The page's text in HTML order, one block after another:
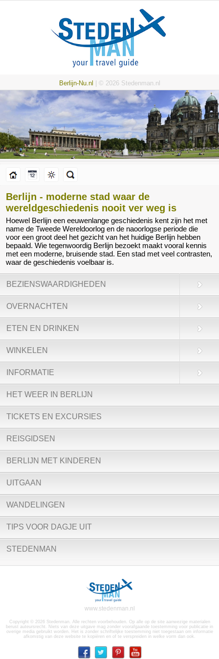
Berlijn-Nu.nl | © 2026 Stedenman.nl
Berlijn - moderne stad waar de
wereldgeschiedenis nooit ver weg is
Hoewel Berlijn een eeuwenlange geschiedenis kent zijn het met
name de Tweede Wereldoorlog en de naoorlogse periode die
voor een groot deel het gezicht van het huidige Berlijn hebben
bepaald. Wie tegenwoordig Berlijn bezoekt maakt vooral kennis
met een moderne, bruisende stad. Een stad met veel contrasten,
waar de geschiedenis voelbaar is.
BEZIENSWAARDIGHEDEN
OVERNACHTEN
ETEN EN DRINKEN
WINKELEN
INFORMATIE
HET WEER IN BERLIJN
TICKETS EN EXCURSIES
REISGIDSEN
BERLIJN MET KINDEREN
UITGAAN
WANDELINGEN
TIPS VOOR DAGJE UIT
STEDENMAN
www.stedenman.nl
Copyright © 2026 Stedenman. Alle rechten voorbehouden. Op alle op de site aanwezige materialen
berust auteursrecht. Niets van deze uitgave mag zonder voorafgaande toestemming voor publicatie in
overige media gebruikt worden. Het is zonder schriftelijke toestemming niet toegestaan om informatie
afkomstig van deze website te kopiëren en of te verspreiden in welke vorm dan ook.